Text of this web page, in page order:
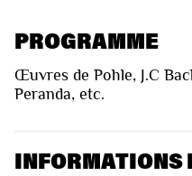
PROGRAMME
Œuvres de Pohle, J.C
Peranda, etc.
INFORMATIONS